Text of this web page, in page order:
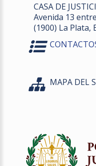
CASA DE
Avenida 13
(1900) La Plata,
MAPA DEL